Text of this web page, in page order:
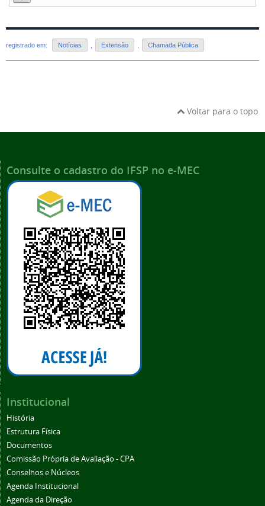
registrado em: Notícias Extensão Chamada Pública
Voltar para o topo
Consulte o cadastro do IFSP no e-MEC
Institucional
História
Estrutura Física
Documentos
Comissão Própria de Avaliação - CPA
Conselhos e Núcleos
Agenda Institucional
Agenda da Direção